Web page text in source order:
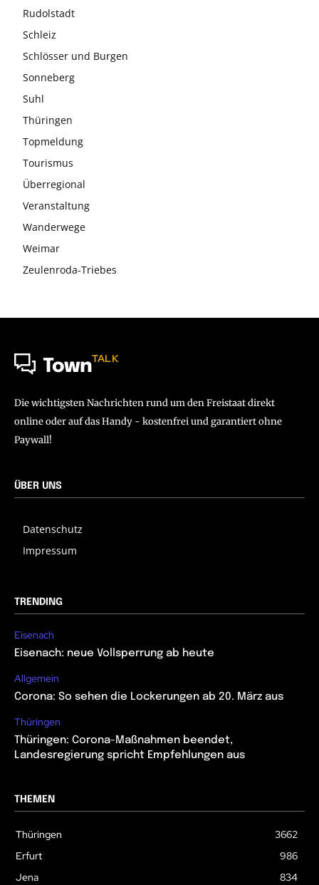
Rudolstadt
Schleiz
Schlösser und Burgen
Sonneberg
Suhl
Thüringen
Topmeldung
Tourismus
Überregional
Veranstaltung
Wanderwege
Weimar
Zeulenroda-Triebes
TownTALK
Die wichtigsten Nachrichten rund um den Freistaat direkt
online oder auf das Handy - kostenfrei und garantiert ohne
Paywall!
ÜBER UNS
Datenschutz
Impressum
TRENDING
Eisenach
Eisenach: neue Vollsperrung ab heute
Allgemein
Corona: So sehen die Lockerungen ab 20. März aus
Thüringen
Thüringen: Corona-Maßnahmen beendet,
Landesregierung spricht Empfehlungen aus
THEMEN
Thüringen
3662
Erfurt
986
Jena
834